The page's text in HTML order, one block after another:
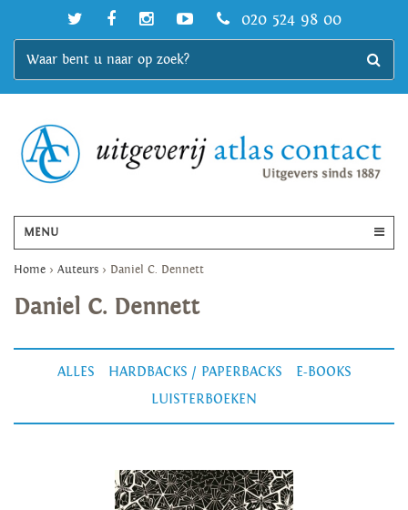
020 524 98 00
MENU
Home > Auteurs > Daniel C. Dennett
Daniel C. Dennett
ALLES HARDBACKS / PAPERBACKS
E-BOOKS
LUISTERBOEKEN